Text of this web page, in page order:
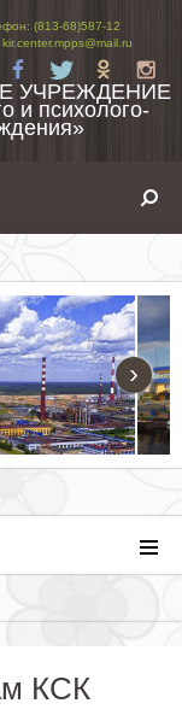
(813-68)587-12
kir.center.mpps@mail.ru
Tw
УЧРЕЖДЕНИЕ
и психолого-
›
КСК